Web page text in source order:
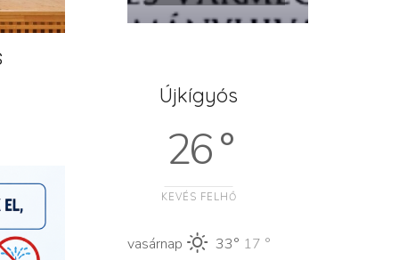
Újkígyós
26 °
KEVÉS FELHŐ
vasárnap 33° 17 °